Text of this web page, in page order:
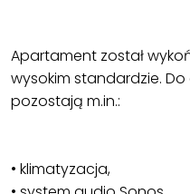
Apartament został
wysokim standardzie.
pozostają m.in.:
• klimatyzacja,